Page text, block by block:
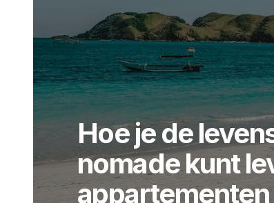
Hoe je de
nomade kunt